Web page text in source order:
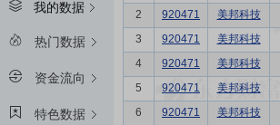
我的数据
热门数据
资金流向
特色数据
2
920471 美邦科技
3
920471 美邦科技
4
920471 美邦科技
5
920471 美邦科技
6
920471 美邦科技